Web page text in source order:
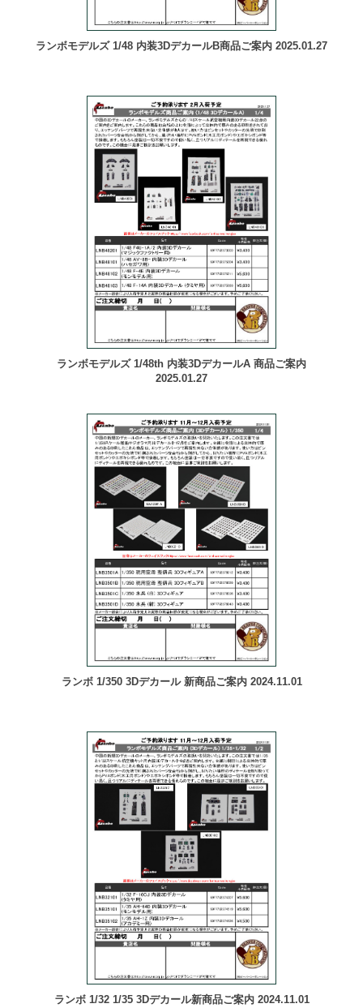
ランボモデルズ 1/48 内装3DデカールB商品ご案内 2025.01.27
ランボモデルズ 1/48th 内装3DデカールA 商品ご案内
2025.01.27
ランボ 1/350 3Dデカール 新商品ご案内 2024.11.01
ランボ 1/32 1/35 3Dデカール新商品ご案内 2024.11.01